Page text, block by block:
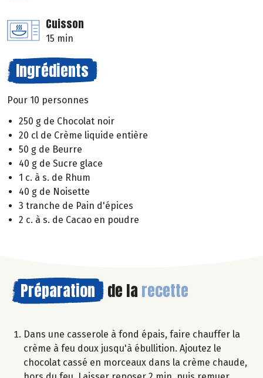
Cuisson
15 min
Ingrédients
Pour 10 personnes
250 g de Chocolat noir
20 cl de Crème liquide entière
50 g de Beurre
40 g de Sucre glace
1 c. à s. de Rhum
40 g de Noisette
3 tranche de Pain d'épices
2 c. à s. de Cacao en poudre
Préparation de la recette
Dans une casserole à fond épais, faire chauffer la
crème à feu doux jusqu'à ébullition. Ajoutez le
chocolat cassé en morceaux dans la crème chaude,